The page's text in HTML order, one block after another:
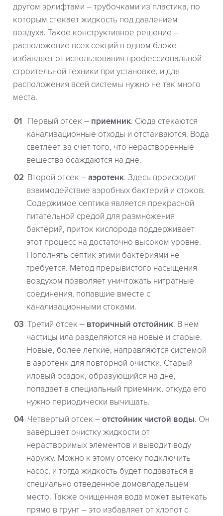
другом эрлифтами – трубочками из пластика, по
которым стекает жидкость под давлением
воздуха. Такое конструктивное решение –
расположение всех секций в одном блоке –
избавляет от использования профессиональной
строительной техники при установке, и для
расположения всей системы нужно не так много
места.
Первый отсек – приемник. Сюда стекаются
канализационные отходы и отстаиваются. Вода
светлеет за счет того, что нерастворенные
вещества осаждаются на дне.
Второй отсек – аэротенк. Здесь происходит
взаимодействие аэробных бактерий и стоков.
Содержимое септика является прекрасной
питательной средой для размножения
бактерий, приток кислорода поддерживает
этот процесс на достаточно высоком уровне.
Пополнять септик этими бактериями не
требуется. Метод прерывистого насыщения
воздухом позволяет уничтожать нитратные
соединения, попавшие вместе с
канализационными стоками.
Третий отсек – вторичный отстойник. В нем
частицы ила разделяются на новые и старые.
Новые, более легкие, направляются системой
в аэротенк для повторной очистки. Старый
иловый осадок, образующийся на дне,
попадает в специальный приемник, откуда его
нужно периодически вычищать.
Четвертый отсек – отстойник чистой воды. Он
завершает очистку жидкости от
нерастворимых элементов и выводит воду
наружу. Можно к этому отсеку подключить
насос, и тогда жидкость будет подаваться в
специально отведенное домовладельцем
место. Также очищенная вода может вытекать
прямо в грунт – это избавляет от хлопот с